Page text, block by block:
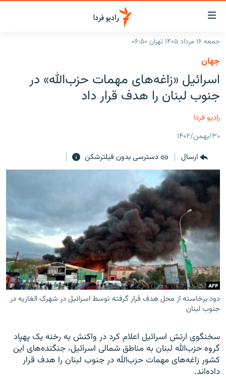
لینک‌های
قابلیت
دسترسی
بازگشت
اصلی
رفتن
به
صفحه
ایران
جهان
فرکانس‌ها
پادکست
چندرسانه‌ای
گزارش‌های تصویری
گزارش‌های ویدئویی
زنان فردا
English
به ما بپیوندید
زبان‌های دیگر
جمعه ۱۶ مرداد ۱۴۰۵ تهران ۰۶:۵۰
جهان
اسرائیل «زاغه‌های مهمات حزب‌‌الله» در
جنوب لبنان را هدف قرار داد
رادیو فردا
۳۰/بهمن/۱۴۰۲
ارسال
دسترسی بدون فیلترشکن
دود برخاسته از محل هدف قرار گرفته توسط اسرائیل در شهرک الغازیه در
جنوب لبنان
سخنگوی ارتش اسرائیل اعلام کرد در واکنش به رخنه یک پهپاد
گروه حزب‌الله لبنان به مناطق شمالی اسرائیل، جنگنده‌های این
کشور زاغه‌های مهمات حزب‌الله در جنوب لبنان را هدف قرار
داده‌اند.